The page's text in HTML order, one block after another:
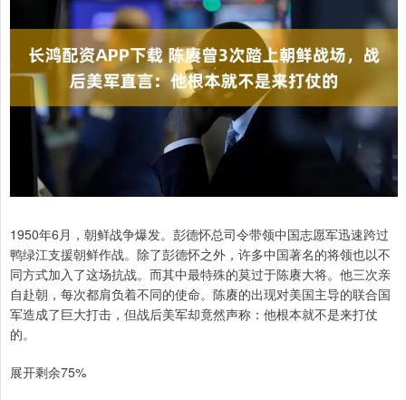
1950年6月，朝鲜战争爆发。彭德怀总司令带领中国志愿军迅速跨过
鸭绿江支援朝鲜作战。除了彭德怀之外，许多中国著名的将领也以不
同方式加入了这场抗战。而其中最特殊的莫过于陈赓大将。他三次亲
自赴朝，每次都肩负着不同的使命。陈赓的出现对美国主导的联合国
军造成了巨大打击，但战后美军却竟然声称：他根本就不是来打仗
的。
展开剩余75%